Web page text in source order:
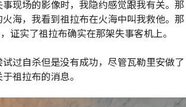
现场的影像时，我隐约感觉跟我有关。那
海，我看到祖拉布在火海中叫我救他。那
证实了祖拉布确实在那架失事客机上。
过自杀但是没有成功，尽管瓦勒里安做了
祖拉布的消息。